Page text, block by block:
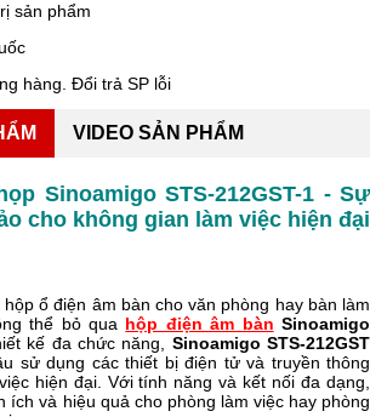
sản phẩm
hàng. Đổi trả SP lỗi
VIDEO SẢN PHẨM
Sinoamigo STS-212GST-1 - Sự
cho không gian làm việc hiện đại
ổ điện âm bàn cho văn phòng hay bàn làm
thể bỏ qua hộp điện âm bàn Sinoamigo
kế đa chức năng, Sinoamigo STS-212GST
sử dụng các thiết bị điện tử và truyền thông
hiện đại. Với tính năng và kết nối đa dạng,
ích và hiệu quả cho phòng làm việc hay phòng